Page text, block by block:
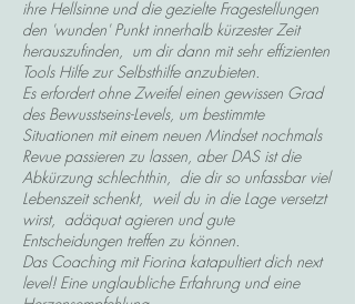
ihre Hellsinne und die gezielte Fragestellungen
den 'wunden' Punkt innerhalb kürzester Zeit
herauszufinden, um dir dann mit sehr effizienten
Tools Hilfe zur Selbsthilfe anzubieten.
Es erfordert ohne Zweifel einen gewissen Grad
des Bewusstseins-Levels, um bestimmte
Situationen mit einem neuen Mindset nochmals
Revue passieren zu lassen, aber DAS ist die
Abkürzung schlechthin, die dir so unfassbar viel
Lebenszeit schenkt, weil du in die Lage versetzt
wirst, adäquat agieren und gute
Entscheidungen treffen zu können.
Das Coaching mit Fiorina katapultiert dich next
level! Eine unglaubliche Erfahrung und eine